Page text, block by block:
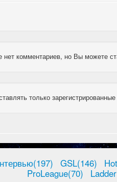
нет комментариев, но Вы можете
только
GSL(146)
ProLeague(70)